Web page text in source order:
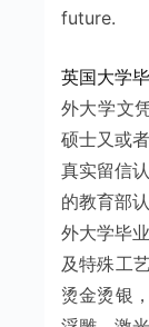
future.
英国大学
外大学文
硕士又或
真实留信
的教育部
外大学毕
及特殊工
烫金烫银